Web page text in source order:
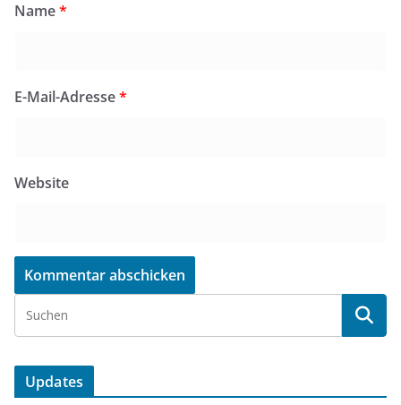
Name*
E-Mail-Adresse*
Website
Updates